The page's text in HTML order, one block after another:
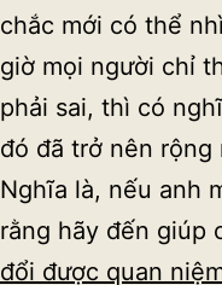
chắc mới có thể
giờ mọi người chỉ
phải sai, thì có
đó đã trở nên rộng
Nghĩa là, nếu anh
rằng hãy đến giúp
đổi được quan